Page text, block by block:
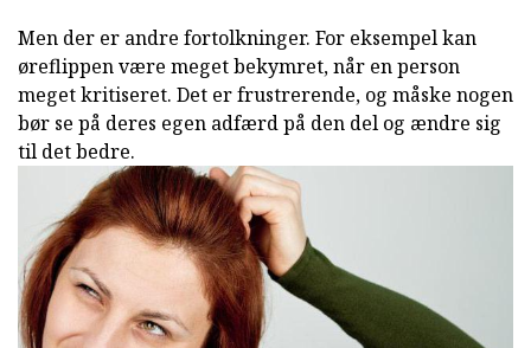
Men der er andre fortolkninger. For eksempel kan
øreflippen være meget bekymret, når en person
meget kritiseret. Det er frustrerende, og måske nogen
bør se på deres egen adfærd på den del og ændre sig
til det bedre.